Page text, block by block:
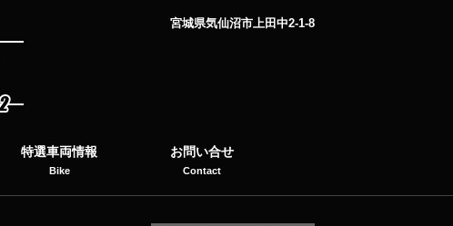
宮城県気仙沼市上田中2-1-8
特選車両情報
Bike
お問い合せ
Contact